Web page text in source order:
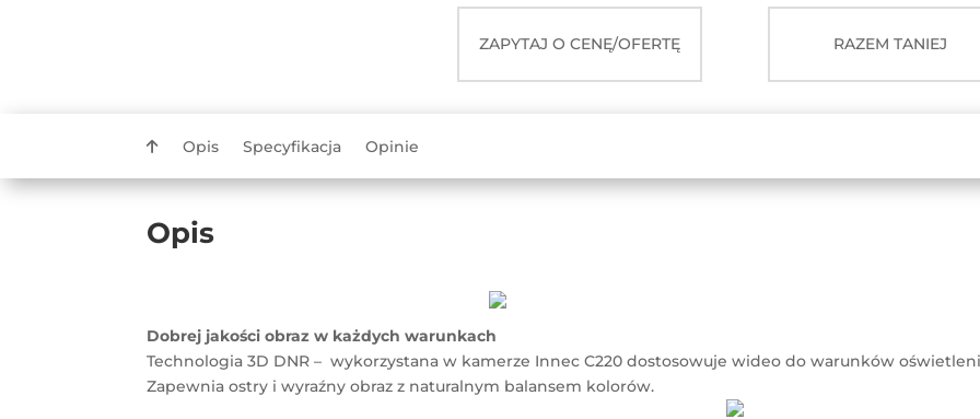
ZAPYTAJ O CENĘ/OFERTĘ RAZEM TANIEJ
Opis Specyfikacja Opinie
Opis
Dobrej jakości obraz w każdych warunkach
Technologia 3D DNR – wykorzystana w kamerze Innec C220 dostosowuje wideo do warunków
Zapewnia ostry i wyraźny obraz z naturalnym balansem kolorów.